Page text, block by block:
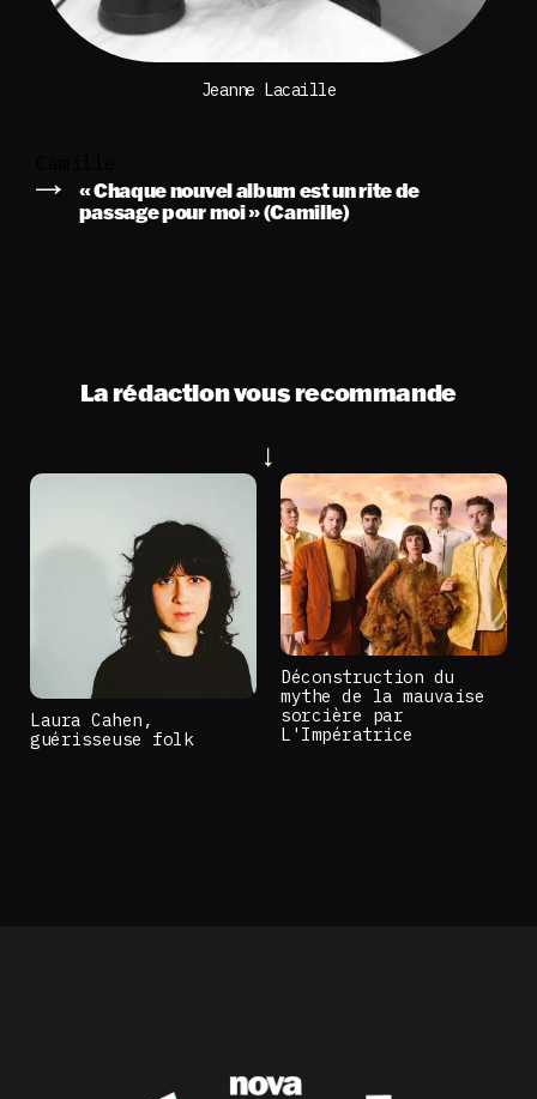
Jeanne Lacaille
« Chaque nouvel album est un rite de
passage pour moi » (Camille)
La rédaction vous recommande
Laura Cahen,
guérisseuse folk
Déconstruction du
mythe de la mauvaise
sorcière par
L'Impératrice